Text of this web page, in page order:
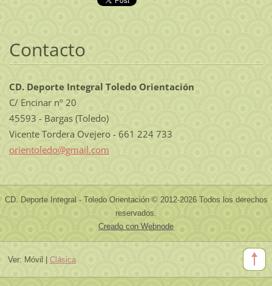
Contacto
CD. Deporte Integral Toledo Orientación
C/ Encinar nº 20
45593 - Bargas (Toledo)
Vicente Tordera Ovejero - 661 224 733
orientoledo@gmail.com
CD. Deporte Integral - Toledo Orientación © 2012-2026 Todos los derechos
reservados.
Creado con Webnode
Ver: Móvil Clásica